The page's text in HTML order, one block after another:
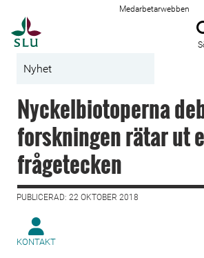
Medarbetarwebben
Nyhet
Nyckelbiotoperna
forskningen rätar ut
frågetecken
PUBLICERAD: 22 OKTOBER 2018
KONTAKT